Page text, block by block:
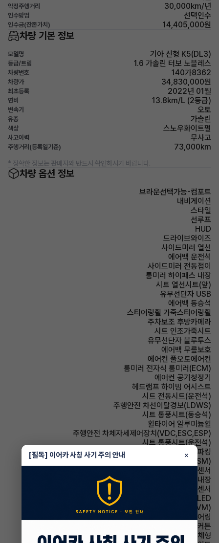
약정주행거리 30,000km/년
인수방법 선택인수
인수금(잔존가치) 14,405,000원
차량 기본 정보
모델명 기아 신형 K5(DL3)
등급/트림 1.6 가솔린 터보 노블레스
차량번호 140가8362
차량가 34,830,000원
최초등록 2022년 01월
연비 13.8km/L (2등급)
변속기 오토
유종 가솔린
색상 스노우화이트펄
사고이력 무사고
주행거리(등록일기준) 73,000km
* 정확한 정보는 판매자와 반드시 확인하시기 바랍니다.
차량 옵션 정보
브라운선택가능-컴포트
내비게이션
스타일
선루프
HUD
드라이브와이즈
사이드미러 열선
에어백 운전석
사이드미러 전동접이
룸미러 하이패스 내장
시트 열선시트(앞)
유무선단자 USB
에어백 동승석
스티어링휠 가죽스티어링휠
주차보조 후방카메라
시트 인조가죽시트
유무선단자 블루투스
에어백 무릎보호
에어컨 풀오토에어컨
룸미러 전자식 룸미러(ECM)
에어컨 공기청정기
헤드램프 하이빔 어시스트
시트 전동시트(운전석)
주행안전 차선이탈경보(LDWS)
시트 통풍시트(동승석)
휠타이어 알루미늄휠
주행안전 차체자세제어장치(VDC,ESC,ESP)
시트 통풍시트(운전석)
파킹 전자식 파킹
주행안전 샤시 통합 제어 시스템(VSM)
주차보조 전방감지센서
스티어링휠 열선내장
주차보조 후방감지센서
헤드램프 LED
주차보조 어라운드뷰(AVM)
스티어링휠 텔레스코픽 스티어링
에어백 커튼
사이드미러 방향지시등 일체형
[필독] 이어카 사칭 사기 주의 안내 ×